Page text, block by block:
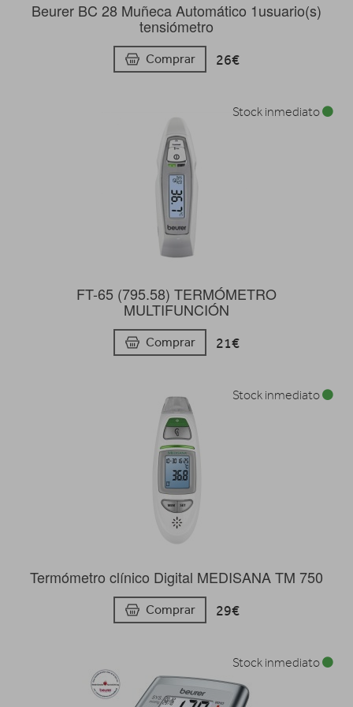
Beurer BC 28 Muñeca Automático 1usuario(s)
tensiómetro
Comprar 26€
FT-65 (795.58) TERMÓMETRO
MULTIFUNCIÓN
Comprar 21€
Stock inmediato
Termómetro clínico Digital MEDISANA TM 750
Comprar 29€
Stock inmediato
Stock inmediato